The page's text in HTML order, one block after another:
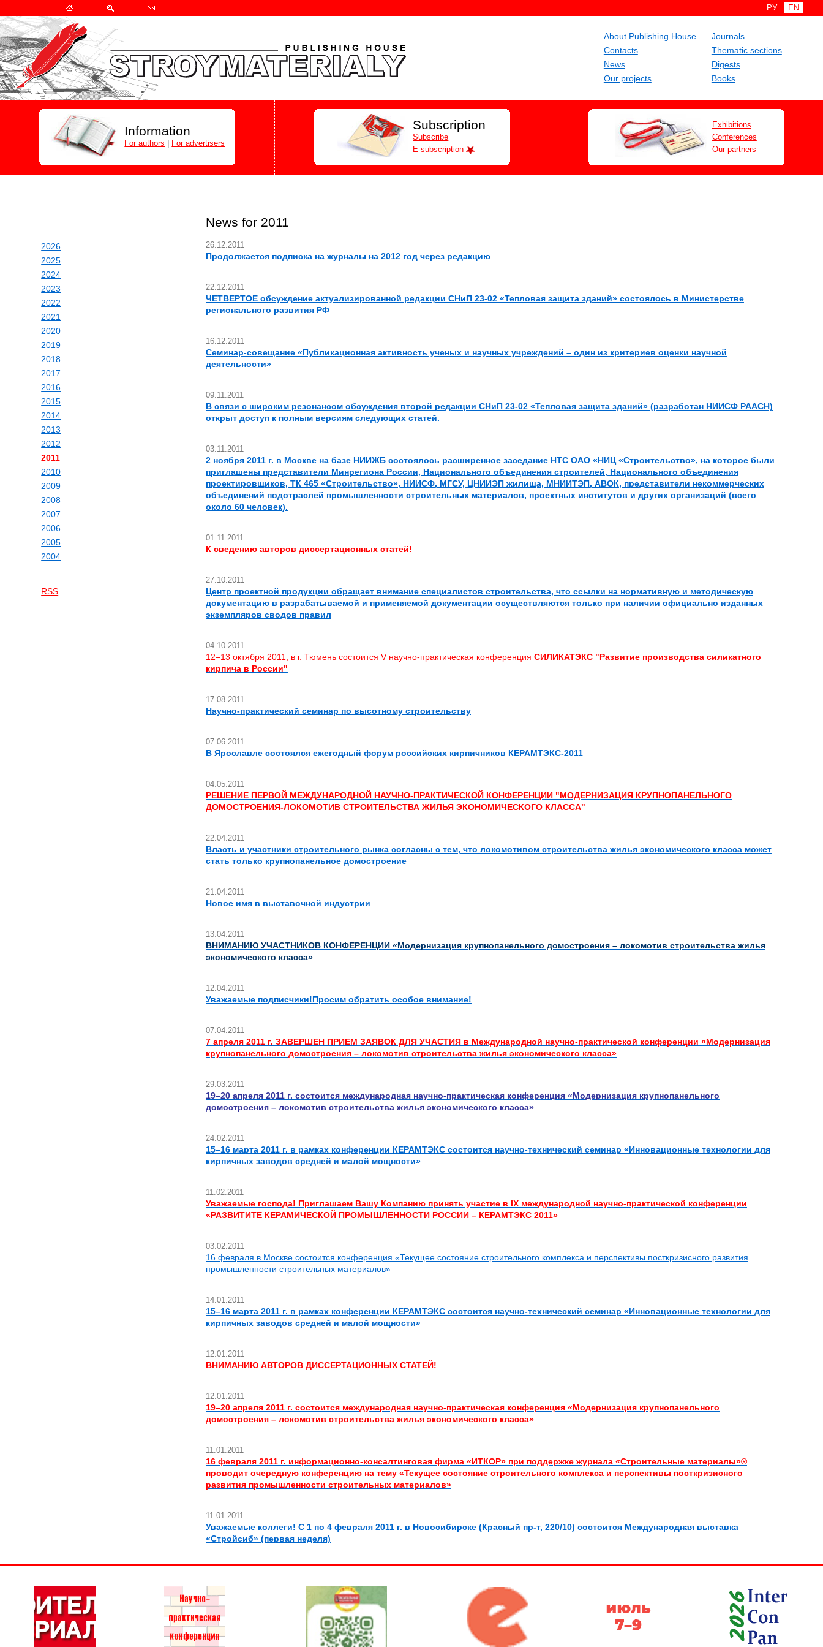
РУ EN
About Publishing House
Contacts
News
Our projects
Journals
Thematic sections
Digests
Books
Information
For authors For advertisers
Subscription
Subscribe
E-subscription
Exhibitions
Conferences
Our partners
News for 2011
2026
2025
2024
2023
2022
2021
2020
2019
2018
2017
2016
2015
2014
2013
2012
2011
2010
2009
2008
2007
2006
2005
2004
RSS
26.12.2011
Продолжается подписка на журналы на 2012 год через редакцию
22.12.2011
ЧЕТВЕРТОЕ обсуждение актуализированной редакции СНиП 23-02 «Тепловая защита зданий» состоялось в Министерстве
регионального развития РФ
16.12.2011
Семинар-совещание «Публикационная активность ученых и научных учреждений – один из критериев оценки научной
деятельности»
09.11.2011
В связи с широким резонансом обсуждения второй редакции СНиП 23-02 «Тепловая защита зданий» (разработан НИИСФ РААСН)
открыт доступ к полным версиям следующих статей.
03.11.2011
2 ноября 2011 г. в Москве на базе НИИЖБ состоялось расширенное заседание НТС ОАО «НИЦ «Строительство», на которое были
приглашены представители Минрегиона России, Национального объединения строителей, Национального объединения
проектировщиков, ТК 465 «Строительство», НИИСФ, МГСУ, ЦНИИЭП жилища, МНИИТЭП, АВОК, представители некоммерческих
объединений подотраслей промышленности строительных материалов, проектных институтов и других организаций (всего
около 60 человек).
01.11.2011
К сведению авторов диссертационных статей!
27.10.2011
Центр проектной продукции обращает внимание специалистов строительства, что ссылки на нормативную и методическую
документацию в разрабатываемой и применяемой документации осуществляются только при наличии официально изданных
экземпляров сводов правил
04.10.2011
12–13 октября 2011, в г. Тюмень состоится V научно-практическая конференция СИЛИКАТЭКС "Развитие производства силикатного
кирпича в России"
17.08.2011
Научно-практический семинар по высотному строительству
07.06.2011
В Ярославле состоялся ежегодный форум российских кирпичников КЕРАМТЭКС-2011
04.05.2011
РЕШЕНИЕ ПЕРВОЙ МЕЖДУНАРОДНОЙ НАУЧНО-ПРАКТИЧЕСКОЙ КОНФЕРЕНЦИИ "МОДЕРНИЗАЦИЯ КРУПНОПАНЕЛЬНОГО
ДОМОСТРОЕНИЯ-ЛОКОМОТИВ СТРОИТЕЛЬСТВА ЖИЛЬЯ ЭКОНОМИЧЕСКОГО КЛАССА"
22.04.2011
Власть и участники строительного рынка согласны с тем, что локомотивом строительства жилья экономического класса может
стать только крупнопанельное домостроение
21.04.2011
Новое имя в выставочной индустрии
13.04.2011
ВНИМАНИЮ УЧАСТНИКОВ КОНФЕРЕНЦИИ «Модернизация крупнопанельного домостроения – локомотив строительства жилья
экономического класса»
12.04.2011
Уважаемые подписчики!Просим обратить особое внимание!
07.04.2011
7 апреля 2011 г. ЗАВЕРШЕН ПРИЕМ ЗАЯВОК ДЛЯ УЧАСТИЯ в Международной научно-практической конференции «Модернизация
крупнопанельного домостроения – локомотив строительства жилья экономического класса»
29.03.2011
19–20 апреля 2011 г. состоится международная научно-практическая конференция «Модернизация крупнопанельного
домостроения – локомотив строительства жилья экономического класса»
24.02.2011
15–16 марта 2011 г. в рамках конференции КЕРАМТЭКС состоится научно-технический семинар «Инновационные технологии для
кирпичных заводов средней и малой мощности»
11.02.2011
Уважаемые господа! Приглашаем Вашу Компанию принять участие в IX международной научно-практической конференции
«РАЗВИТИТЕ КЕРАМИЧЕСКОЙ ПРОМЫШЛЕННОСТИ РОССИИ – КЕРАМТЭКС 2011»
03.02.2011
16 февраля в Москве состоится конференция «Текущее состояние строительного комплекса и перспективы посткризисного развития
промышленности строительных материалов»
14.01.2011
15–16 марта 2011 г. в рамках конференции КЕРАМТЭКС состоится научно-технический семинар «Инновационные технологии для
кирпичных заводов средней и малой мощности»
12.01.2011
ВНИМАНИЮ АВТОРОВ ДИССЕРТАЦИОННЫХ СТАТЕЙ!
12.01.2011
19–20 апреля 2011 г. состоится международная научно-практическая конференция «Модернизация крупнопанельного
домостроения – локомотив строительства жилья экономического класса»
11.01.2011
16 февраля 2011 г. информационно-консалтинговая фирма «ИТКОР» при поддержке журнала «Строительные материалы»®
проводит очередную конференцию на тему «Текущее состояние строительного комплекса и перспективы посткризисного
развития промышленности строительных материалов»
11.01.2011
Уважаемые коллеги! С 1 по 4 февраля 2011 г. в Новосибирске (Красный пр-т, 220/10) состоится Международная выставка
«Стройсиб» (первая неделя)